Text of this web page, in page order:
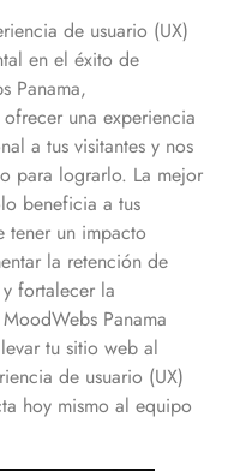
de usuario (UX)
en el éxito de
Panama,
una experiencia
a tus visitantes y nos
para lograrlo. La mejor
beneficia a tus
tener un impacto
la retención de
fortalecer la
Panama
tu sitio web al
de usuario (UX)
hoy mismo al equipo